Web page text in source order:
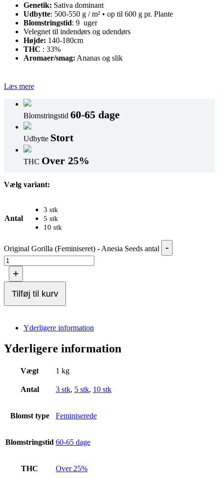
Genetik: Sativa dominant
Udbytte: 500-550 g / m² • op til 600 g pr. Plante
Blomstringstid: 9 uger
Velegnet til indendørs og udendørs
Højde: 140-180cm
THC : 33%
Aromaer/smag: Ananas og slik
Læs mere
Blomstringstid 60-65 dage
Udbytte Stort
THC Over 25%
Vælg variant:
Antal
3 stk
5 stk
10 stk
Original Gorilla (Feminiseret) - Anesia Seeds antal -
+
Tilføj til kurv
Yderligere information
Yderligere information
Vægt 1 kg
Antal 3 stk, 5 stk, 10 stk
Blomst type Feminiserede
Blomstringstid 60-65 dage
THC Over 25%